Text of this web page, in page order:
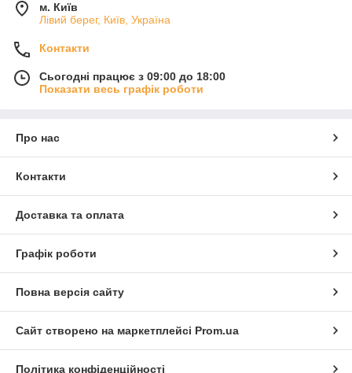
м. Київ
Лівий берег, Київ, Україна
Контакти
Сьогодні працює з 09:00 до 18:00
Показати весь графік роботи
Про нас
Контакти
Доставка та оплата
Графік роботи
Повна версія сайту
Сайт створено на маркетплейсі Prom.ua
Політика конфіденційності